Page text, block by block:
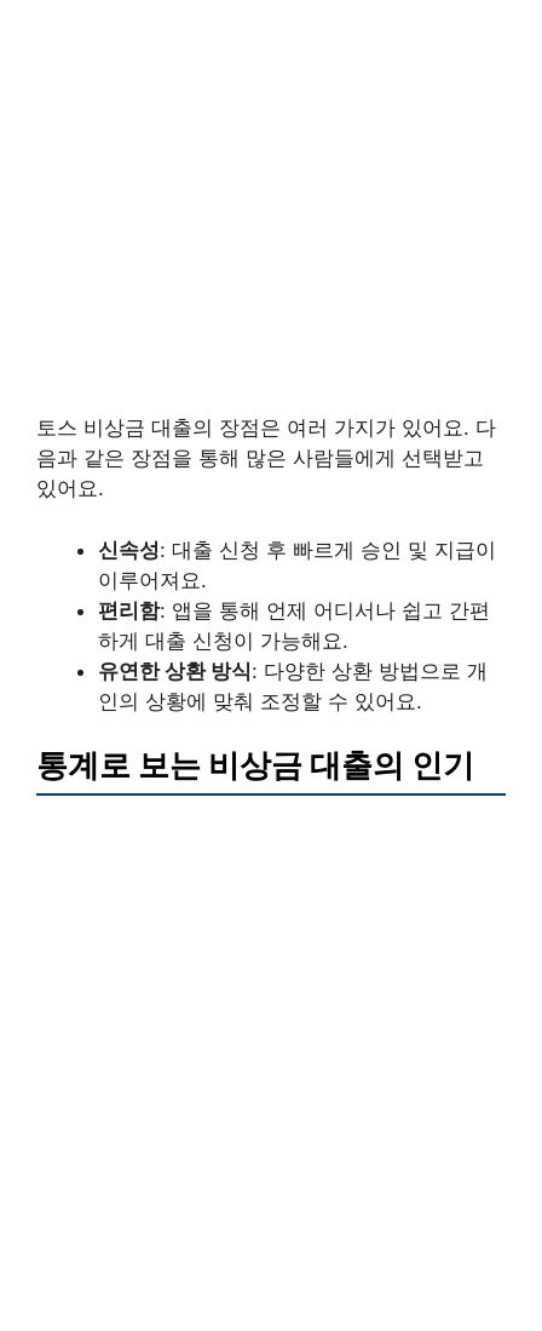
토스 비상금 대출의 장점은 여러 가지가 있어요. 다
음과 같은 장점을 통해 많은 사람들에게 선택받고
있어요.
신속성: 대출 신청 후 빠르게 승인 및 지급이
이루어져요.
편리함: 앱을 통해 언제 어디서나 쉽고 간편
하게 대출 신청이 가능해요.
유연한 상환 방식: 다양한 상환 방법으로 개
인의 상황에 맞춰 조정할 수 있어요.
통계로 보는 비상금 대출의 인기